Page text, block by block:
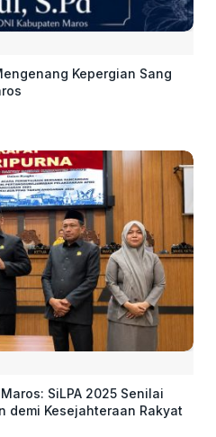
Kepergian Sang
SiLPA 2025 Senilai
demi Kesejahteraan Rakyat